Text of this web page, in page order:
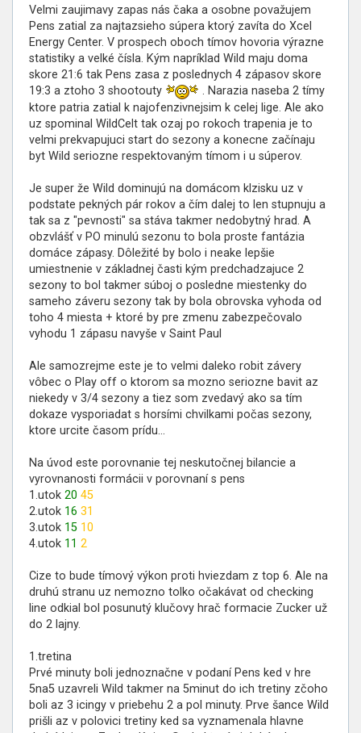
Velmi zaujimavy zapas nás čaka a osobne považujem
Pens zatial za najtazsieho súpera ktorý zavíta do Xcel
Energy Center. V prospech oboch tímov hovoria výrazne
statistiky a velké čísla. Kým napríklad Wild maju doma
skore 21:6 tak Pens zasa z poslednych 4 zápasov skore
19:3 a ztoho 3 shootouty
. Narazia naseba 2 tímy
ktore patria zatial k najofenzivnejsim k celej lige. Ale ako
uz spominal WildCelt tak ozaj po rokoch trapenia je to
velmi prekvapujuci start do sezony a konecne začínaju
byt Wild seriozne respektovaným tímom i u súperov.
Je super že Wild dominujú na domácom klzisku uz v
podstate pekných pár rokov a čím dalej to len stupnuju a
tak sa z "pevnosti" sa stáva takmer nedobytný hrad. A
obzvlášť v PO minulú sezonu to bola proste fantázia
domáce zápasy. Dôležité by bolo i neake lepšie
umiestnenie v základnej časti kým predchadzajuce 2
sezony to bol takmer súboj o posledne miestenky do
sameho záveru sezony tak by bola obrovska vyhoda od
toho 4 miesta + ktoré by pre zmenu zabezpečovalo
vyhodu 1 zápasu navyše v Saint Paul
Ale samozrejme este je to velmi daleko robit závery
vôbec o Play off o ktorom sa mozno seriozne bavit az
niekedy v 3/4 sezony a tiez som zvedavý ako sa tím
dokaze vysporiadat s horsími chvilkami počas sezony,
ktore urcite časom prídu...
Na úvod este porovnanie tej neskutočnej bilancie a
vyrovnanosti formácii v porovnaní s pens
1.utok 20 45
2.utok 16 31
3.utok 15 10
4.utok 11 2
Cize to bude tímový výkon proti hviezdam z top 6. Ale na
druhú stranu uz nemozno tolko očakávat od checking
line odkial bol posunutý klučovy hrač formacie Zucker už
do 2 lajny.
1.tretina
Prvé minuty boli jednoznačne v podaní Pens ked v hre
5na5 uzavreli Wild takmer na 5minut do ich tretiny zčoho
boli az 3 icingy v priebehu 2 a pol minuty. Prve šance Wild
prišli az v polovici tretiny ked sa vyznamenala hlavne